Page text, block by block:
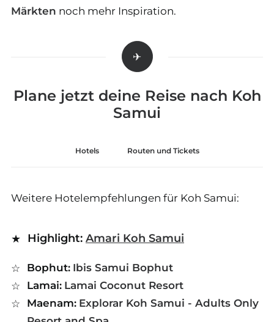
Märkten noch mehr Inspiration.
Plane jetzt deine Reise nach Koh
Samui
Hotels Routen und Tickets
Weitere Hotelempfehlungen für Koh Samui:
Highlight: Amari Koh Samui
Bophut: Ibis Samui Bophut
Lamai: Lamai Coconut Resort
Maenam: Explorar Koh Samui - Adults Only